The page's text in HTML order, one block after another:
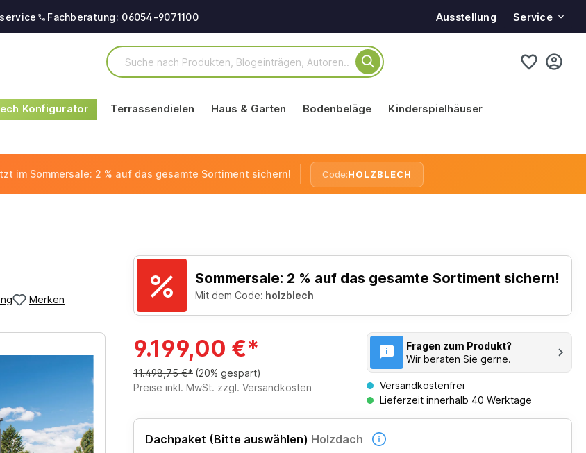
Fachberatung: 06054-9071100 Ausstellung Service
Konfigurator Terrassendielen Haus & Garten Bodenbeläge Kinderspielhäuser
im Sommersale: 2 % auf das gesamte Sortiment sichern! Code:HOLZBLECH
Merken
Sommersale: 2 % auf das gesamte Sortiment sichern!
Mit dem Code: holzblech
9.199,00 €*
11.498,75 €* (20% gespart)
Preise inkl. MwSt. zzgl. Versandkosten
Fragen zum Produkt?
Wir beraten Sie gerne.
Versandkostenfrei
Lieferzeit innerhalb 40 Werktage
Dachpaket (Bitte auswählen) Holzdach